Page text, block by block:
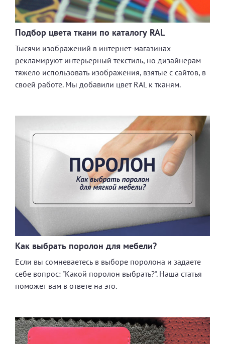
Подбор цвета ткани по каталогу RAL
Тысячи изображений в интернет-магазинах
рекламируют интерьерный текстиль, но дизайнерам
тяжело использовать изображения, взятые с сайтов, в
своей работе. Мы добавили цвет RAL к тканям.
Как выбрать поролон для мебели?
Если вы сомневаетесь в выборе поролона и задаете
себе вопрос: "Какой поролон выбрать?". Наша статья
поможет вам в ответе на это.